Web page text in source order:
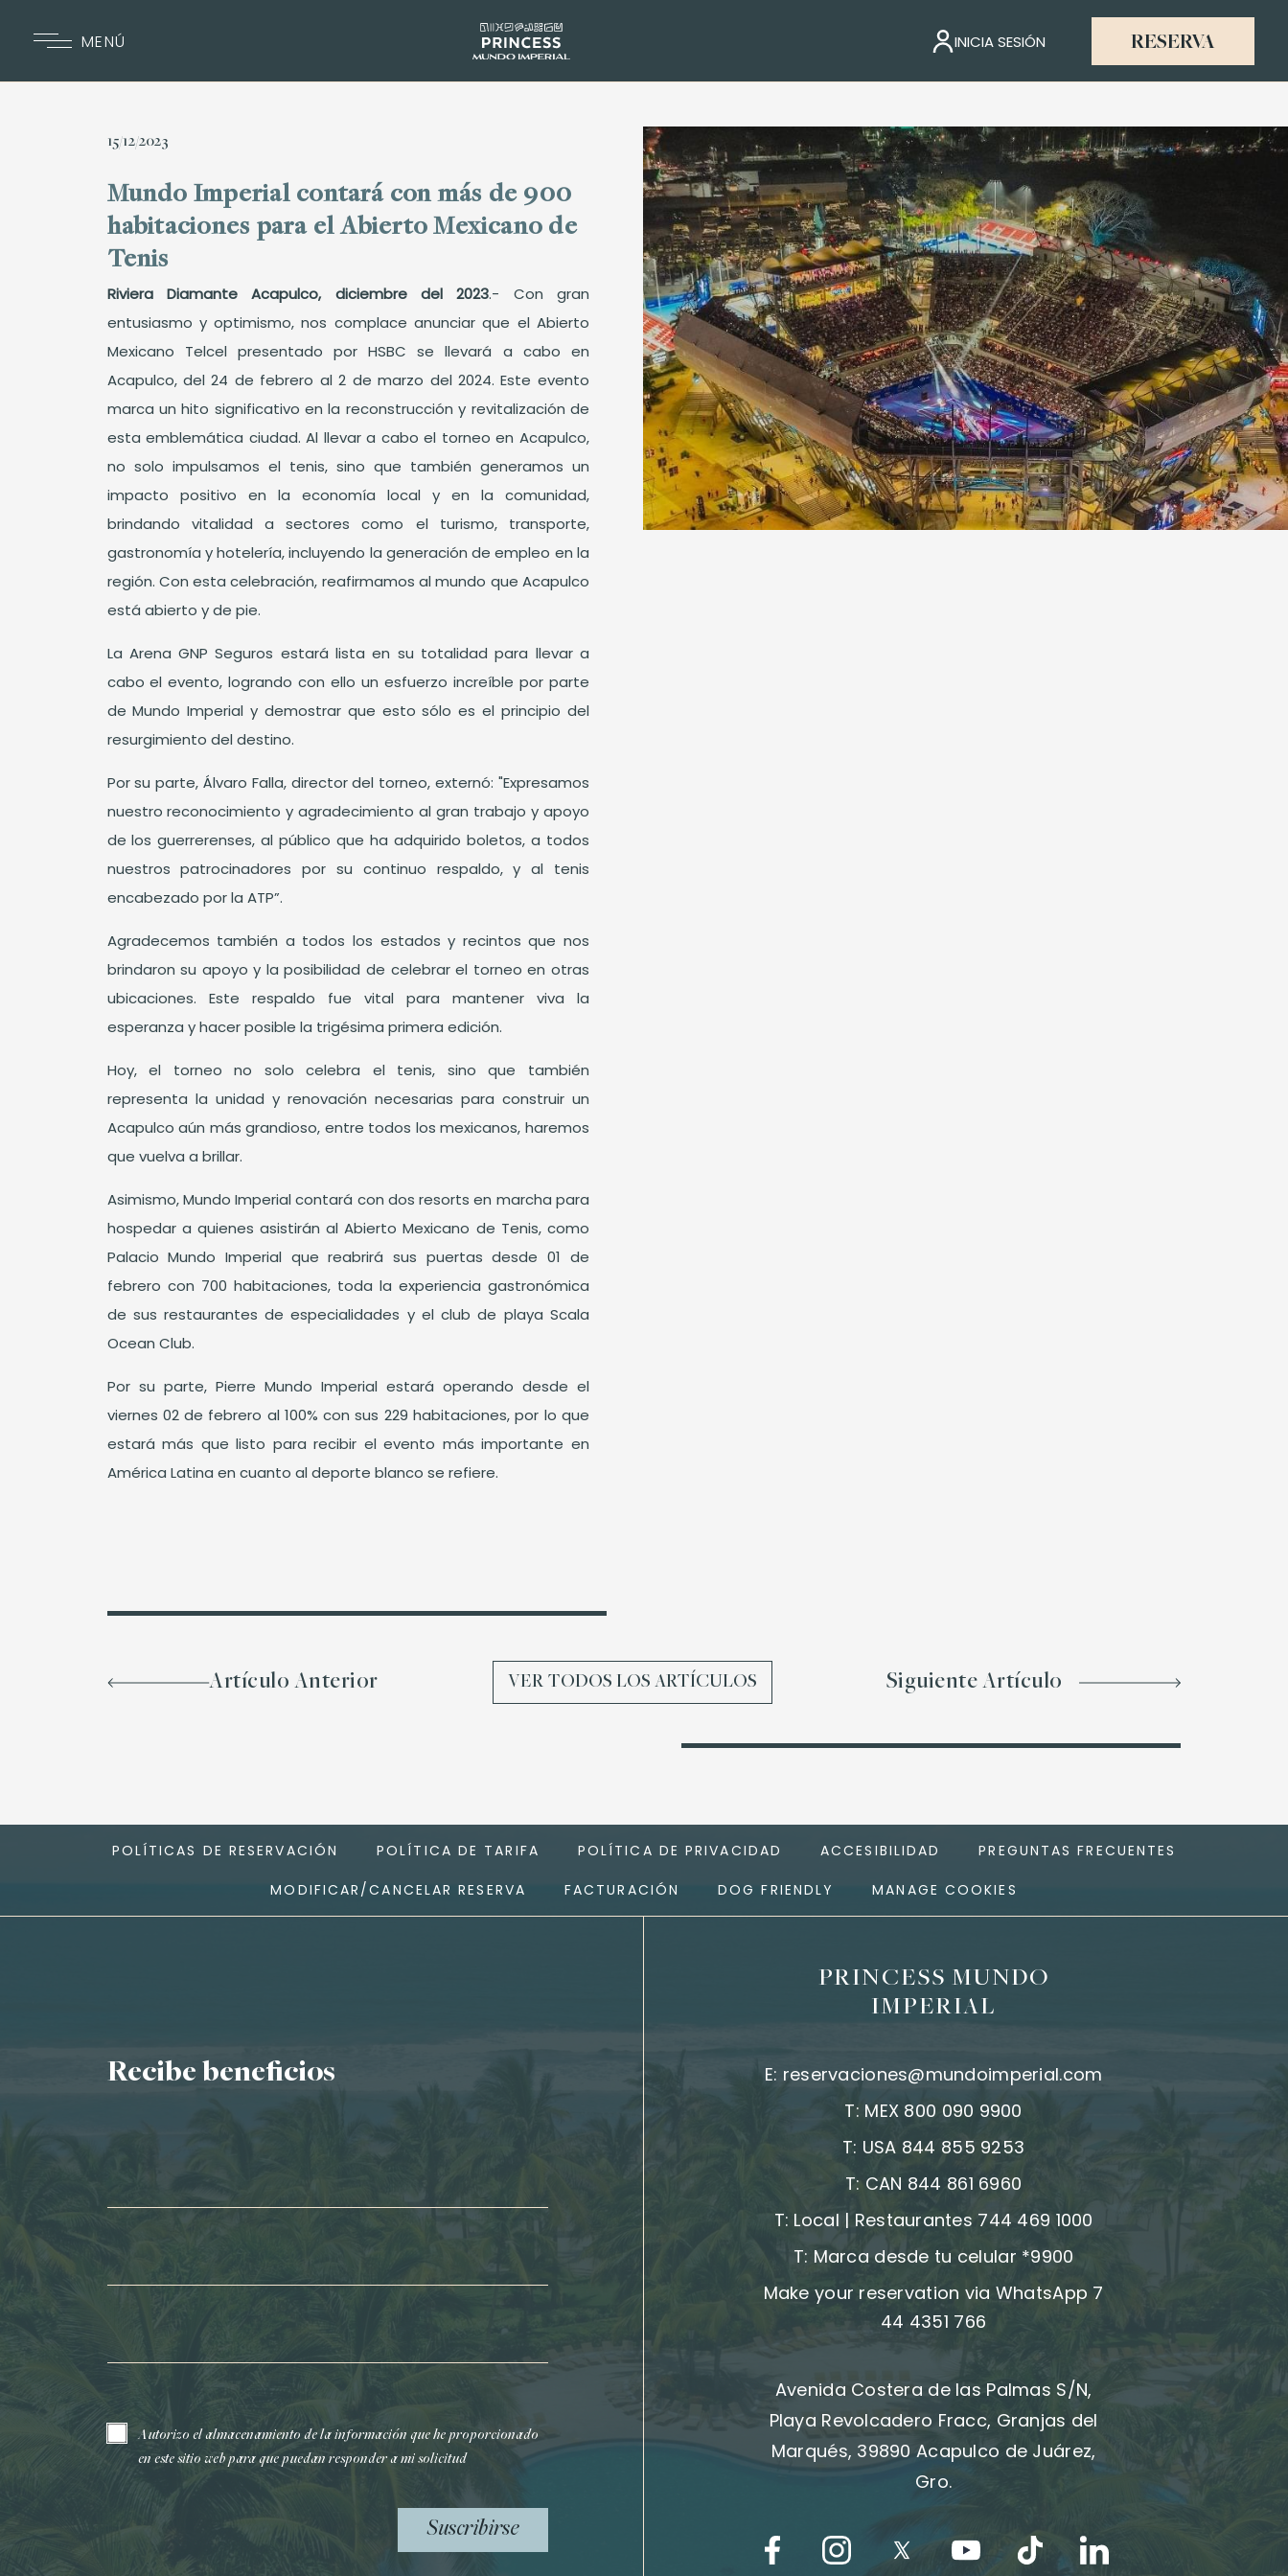
MENÚ INICIA SESIÓN RESERVA
15/12/2023
Mundo Imperial contará con más de 900
habitaciones para el Abierto Mexicano de
Tenis
Riviera Diamante Acapulco, diciembre del 2023.- Con gran
entusiasmo y optimismo, nos complace anunciar que el Abierto
Mexicano Telcel presentado por HSBC se llevará a cabo en
Acapulco, del 24 de febrero al 2 de marzo del 2024. Este evento
marca un hito significativo en la reconstrucción y revitalización de
esta emblemática ciudad. Al llevar a cabo el torneo en Acapulco,
no solo impulsamos el tenis, sino que también generamos un
impacto positivo en la economía local y en la comunidad,
brindando vitalidad a sectores como el turismo, transporte,
gastronomía y hotelería, incluyendo la generación de empleo en la
región. Con esta celebración, reafirmamos al mundo que Acapulco
está abierto y de pie.
La Arena GNP Seguros estará lista en su totalidad para llevar a
cabo el evento, logrando con ello un esfuerzo increíble por parte
de Mundo Imperial y demostrar que esto sólo es el principio del
resurgimiento del destino.
Por su parte, Álvaro Falla, director del torneo, externó: "Expresamos
nuestro reconocimiento y agradecimiento al gran trabajo y apoyo
de los guerrerenses, al público que ha adquirido boletos, a todos
nuestros patrocinadores por su continuo respaldo, y al tenis
encabezado por la ATP”.
Agradecemos también a todos los estados y recintos que nos
brindaron su apoyo y la posibilidad de celebrar el torneo en otras
ubicaciones. Este respaldo fue vital para mantener viva la
esperanza y hacer posible la trigésima primera edición.
Hoy, el torneo no solo celebra el tenis, sino que también
representa la unidad y renovación necesarias para construir un
Acapulco aún más grandioso, entre todos los mexicanos, haremos
que vuelva a brillar.
Asimismo, Mundo Imperial contará con dos resorts en marcha para
hospedar a quienes asistirán al Abierto Mexicano de Tenis, como
Palacio Mundo Imperial que reabrirá sus puertas desde 01 de
febrero con 700 habitaciones, toda la experiencia gastronómica
de sus restaurantes de especialidades y el club de playa Scala
Ocean Club.
Por su parte, Pierre Mundo Imperial estará operando desde el
viernes 02 de febrero al 100% con sus 229 habitaciones, por lo que
estará más que listo para recibir el evento más importante en
América Latina en cuanto al deporte blanco se refiere.
Artículo Anterior VER TODOS LOS ARTÍCULOS Siguiente Artículo
POLÍTICAS DE RESERVACIÓN POLÍTICA DE TARIFA POLÍTICA DE PRIVACIDAD ACCESIBILIDAD PREGUNTAS FRECUENTES
MODIFICAR/CANCELAR RESERVA FACTURACIÓN DOG FRIENDLY MANAGE COOKIES
Recibe beneficios
Autorizo el almacenamiento de la información que he proporcionado
en este sitio web para que puedan responder a mi solicitud
Suscribirse
PRINCESS MUNDO
IMPERIAL
E: reservaciones@mundoimperial.com
T: MEX 800 090 9900
T: USA 844 855 9253
T: CAN 844 861 6960
T: Local | Restaurantes 744 469 1000
T: Marca desde tu celular *9900
Make your reservation via WhatsApp 7
44 4351 766
Avenida Costera de las Palmas S/N,
Playa Revolcadero Fracc, Granjas del
Marqués, 39890 Acapulco de Juárez,
Gro.